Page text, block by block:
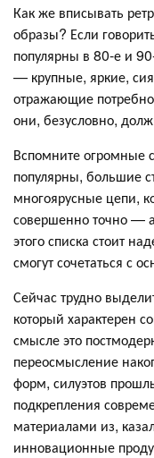
Как же вписывать
образы? Если
популярны в 80-е и
— крупные, яркие,
отражающие
они, безусловно,
Вспомните огромные
популярны, большие
многоярусные цепи,
совершенно точно —
этого списка стоит
смогут сочетаться с
Сейчас трудно
который характерен
смысле это
переосмысление
форм, силуэтов
подкрепления
материалами из,
инновационные